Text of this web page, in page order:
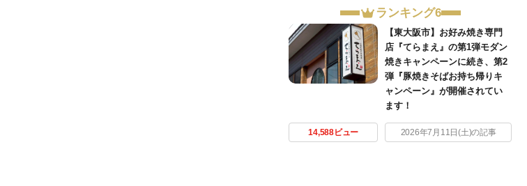
ランキング6
【東大阪市】お好み焼き専門
店『てらまえ』の第1弾モダン
焼きキャンペーンに続き、第2
弾『豚焼きそばお持ち帰りキ
ャンペーン』が開催されてい
ます！
14,588ビュー 2026年7月11日(土)の記事